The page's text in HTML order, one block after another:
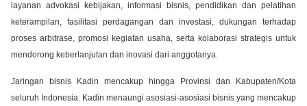
layanan advokasi kebijakan, informasi bisnis, pendidikan dan pelatihan
keterampilan, fasilitasi perdagangan dan investasi, dukungan terhadap
proses arbitrase, promosi kegiatan usaha, serta kolaborasi strategis untuk
mendorong keberlanjutan dan inovasi dari anggotanya.
Jaringan bisnis Kadin mencakup hingga Provinsi dan Kabupaten/Kota
seluruh Indonesia. Kadin menaungi asosiasi-asosiasi bisnis yang mencakup